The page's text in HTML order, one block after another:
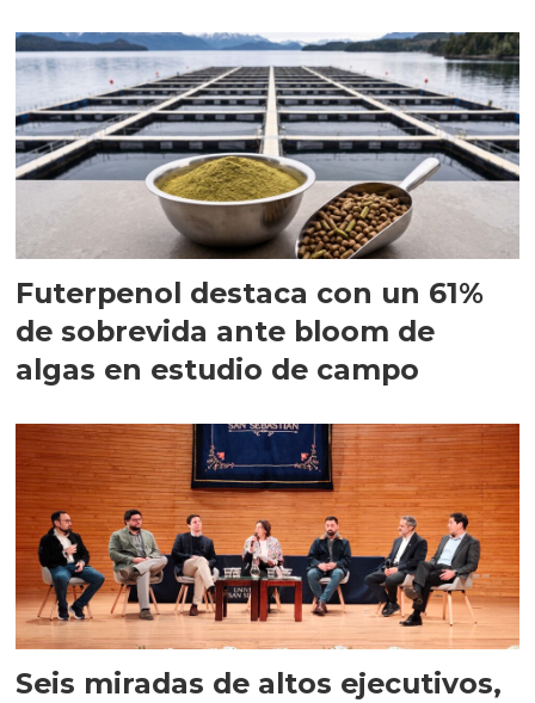
Futerpenol destaca con un 61%
de sobrevida ante bloom de
algas en estudio de campo
Seis miradas de altos ejecutivos,